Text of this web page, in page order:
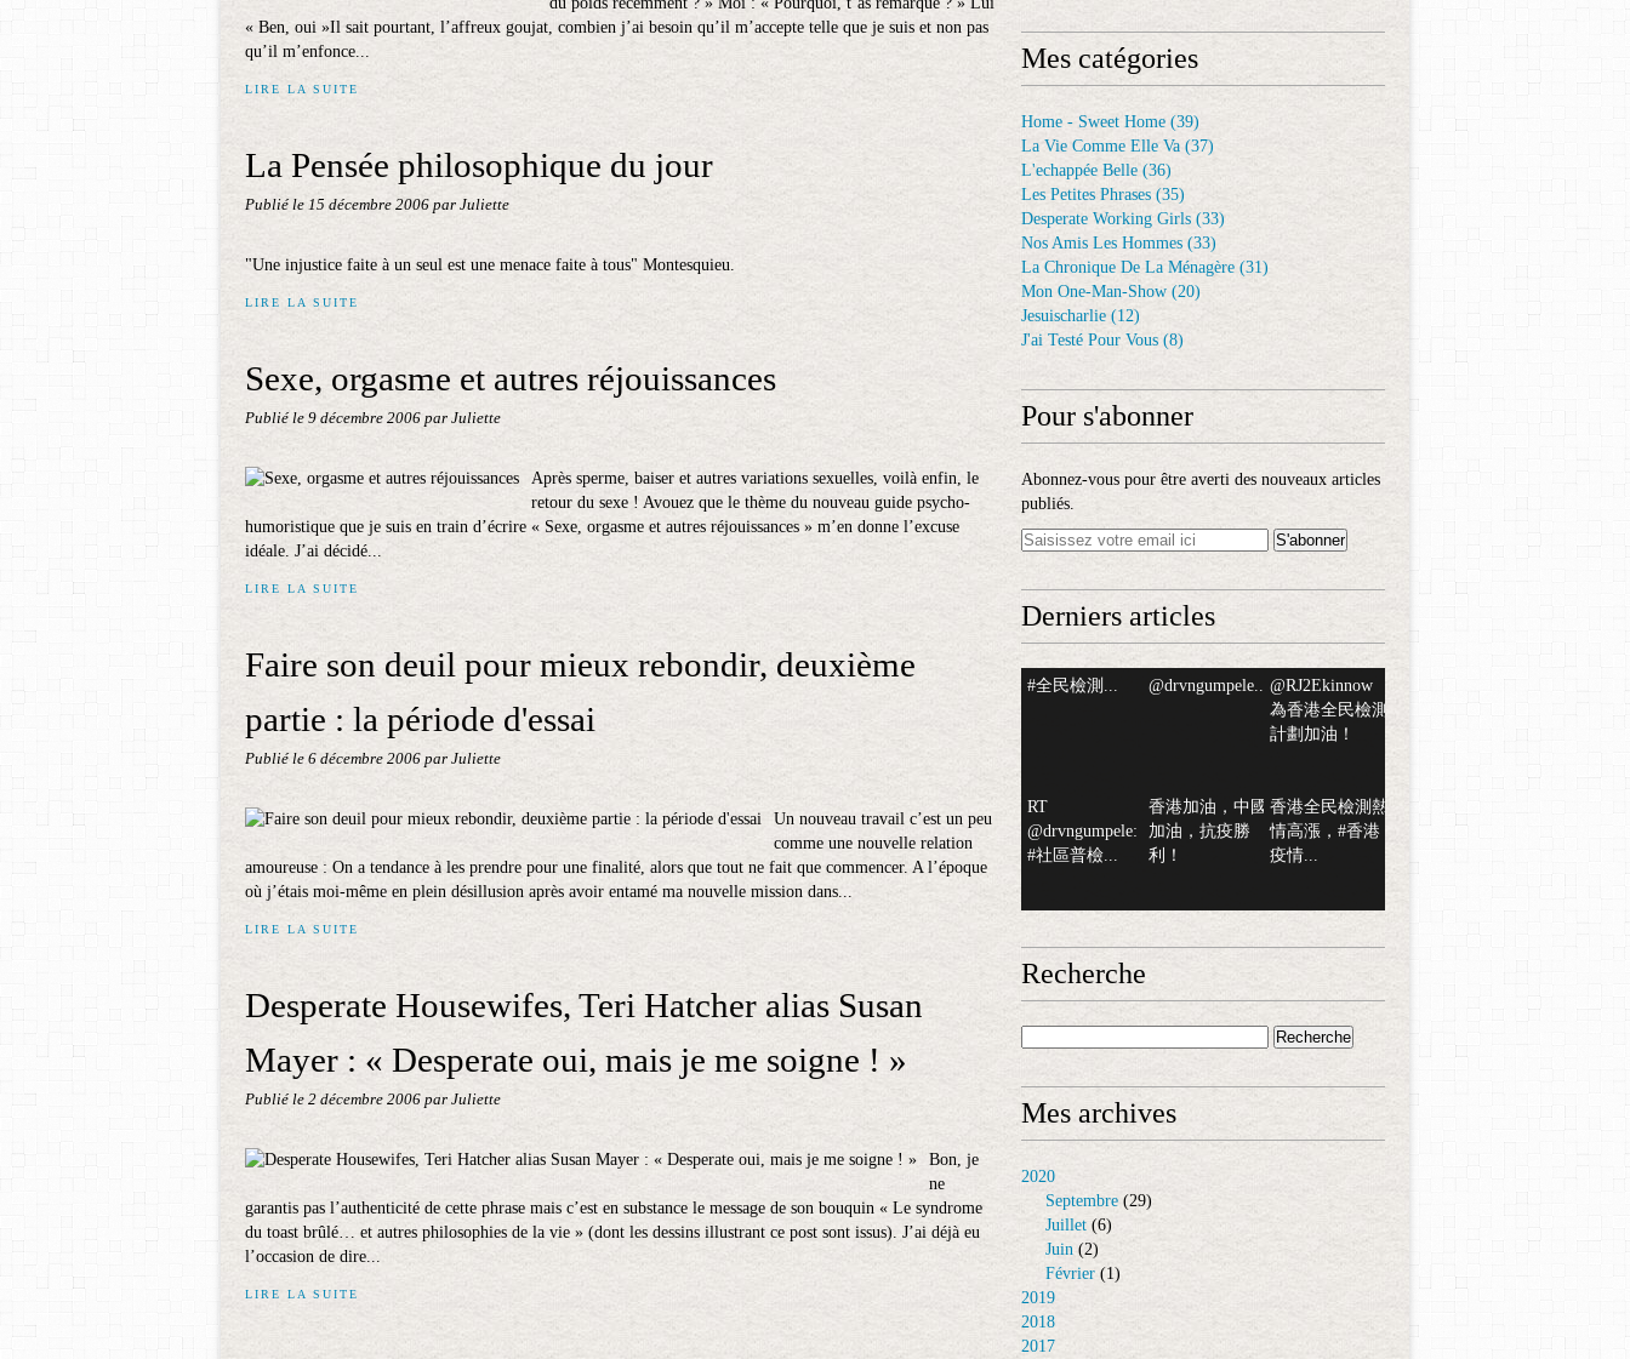
« Ben, oui »Il sait pourtant, l’affreux goujat, combien j’ai besoin qu’il m’accepte telle que je suis et non pas
qu’il m’enfonce...
LIRE LA SUITE
La Pensée philosophique du jour
Publié le 15 décembre 2006 par Juliette
"Une injustice faite à un seul est une menace faite à tous" Montesquieu.
LIRE LA SUITE
Sexe, orgasme et autres réjouissances
Publié le 9 décembre 2006 par Juliette
Après sperme, baiser et autres variations sexuelles, voilà enfin, le
retour du sexe ! Avouez que le thème du nouveau guide psycho-
humoristique que je suis en train d’écrire « Sexe, orgasme et autres réjouissances » m’en donne l’excuse
idéale. J’ai décidé...
LIRE LA SUITE
Faire son deuil pour mieux rebondir, deuxième
partie : la période d'essai
Publié le 6 décembre 2006 par Juliette
Un nouveau travail c’est un peu
comme une nouvelle relation
amoureuse : On a tendance à les prendre pour une finalité, alors que tout ne fait que commencer. A l’époque
où j’étais moi-même en plein désillusion après avoir entamé ma nouvelle mission dans...
LIRE LA SUITE
Desperate Housewifes, Teri Hatcher alias Susan
Mayer : « Desperate oui, mais je me soigne ! »
Publié le 2 décembre 2006 par Juliette
Bon, je
ne
garantis pas l’authenticité de cette phrase mais c’est en substance le message de son bouquin « Le syndrome
du toast brûlé… et autres philosophies de la vie » (dont les dessins illustrant ce post sont issus). J’ai déjà eu
l’occasion de dire...
LIRE LA SUITE
Mes catégories
Home - Sweet Home (39)
La Vie Comme Elle Va (37)
L'echappée Belle (36)
Les Petites Phrases (35)
Desperate Working Girls (33)
Nos Amis Les Hommes (33)
La Chronique De La Ménagère (31)
Mon One-Man-Show (20)
Jesuischarlie (12)
J'ai Testé Pour Vous (8)
Pour s'abonner
Abonnez-vous pour être averti des nouveaux articles
publiés.
Derniers articles
#全民檢測... @drvngumpele... @RJ2Ekinnow
為香港全民檢測
計劃加油！
RT
@drvngumpele:
#社區普檢...
香港加油，中國
加油，抗疫勝
利！
香港全民檢測熱
情高漲，#香港
疫情...
Recherche
Mes archives
2020
Septembre (29)
Juillet (6)
Juin (2)
Février (1)
2019
2018
2017